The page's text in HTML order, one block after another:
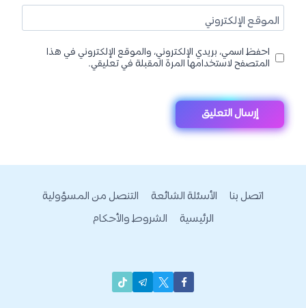
الموقع الإلكتروني
احفظ اسمي، بريدي الإلكتروني، والموقع الإلكتروني في هذا
المتصفح لاستخدامها المرة المقبلة في تعليقي.
اتصل بنا الأسئلة الشائعة
التنصل من المسؤولية
الرئيسية
الشروط والأحكام